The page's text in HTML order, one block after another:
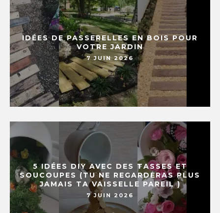
IDÉES DE PASSERELLES EN BOIS POUR
VOTRE JARDIN
7 JUIN 2026
5 IDÉES DIY AVEC DES TASSES ET
SOUCOUPES (TU NE REGARDERAS PLUS
JAMAIS TA VAISSELLE PAREIL )
7 JUIN 2026